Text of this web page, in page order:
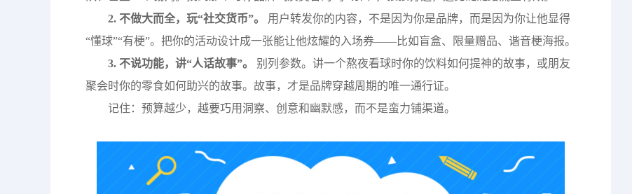
2. 不做大而全，玩“社交货币”。
用户转发你的内容，不是因为你是品牌，而是因为你让他显得
“懂球”“有梗”。把你的活动设计成一张能让他炫耀的入场券——比如盲盒、限量赠品、谐音梗海报。
3. 不说功能，讲“人话故事”。 别列参数。讲一个熬夜看球时你的饮料如何提神的故事，或朋友
聚会时你的零食如何助兴的故事。故事，才是品牌穿越周期的唯一通行证。
记住：预算越少，越要巧用洞察、创意和幽默感，而不是蛮力铺渠道。